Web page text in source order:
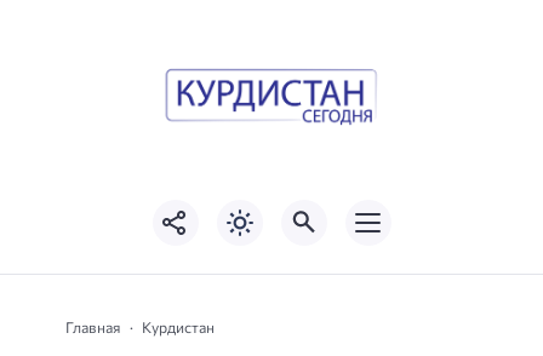
Главная Курдистан